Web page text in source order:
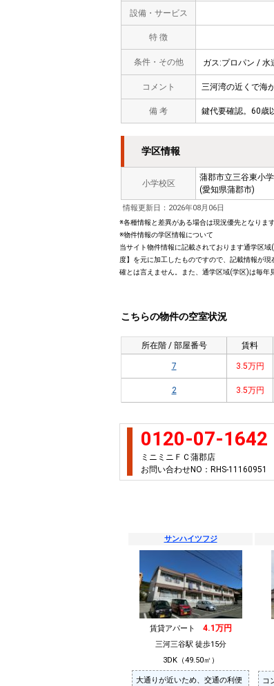
設備・サービス
特 徴
条件・その他 ガス:プロパン /
コメント 三河湾の近くで海
備 考 鍵代要確認。60歳
学区情報
小学校区
蒲郡市立三谷東小
(愛知県蒲郡市)
情報更新日：2026年08月06日
※各種情報と差異がある場合は現況優先となりま
※物件情報の学区情報について
当サイト物件情報に記載されております通学区
度】を元に加工したものですので、記載情報が
確とは言えません。また、通学区域(学区)は毎年
こちらの物件の空室状況
所在階 / 部屋番号 賃料
7 3.5万円
2 3.5万円
0120-07-1642
ミニミニＦＣ蒲郡店
お問い合わせNO：RHS-11160951
サンハイツフジ
賃貸アパート 4.1万円
三河三谷駅 徒歩15分
3DK（49.50㎡）
大通りが近いため、交通の利便 コ